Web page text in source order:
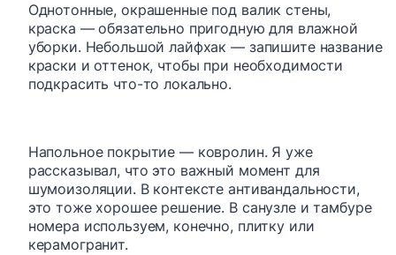
Однотонные, окрашенные под валик стены,
краска — обязательно пригодную для влажной
уборки. Небольшой лайфхак — запишите название
краски и оттенок, чтобы при необходимости
подкрасить что-то локально.
Напольное покрытие — ковролин. Я уже
рассказывал, что это важный момент для
шумоизоляции. В контексте антивандальности,
это тоже хорошее решение. В санузле и тамбуре
номера используем, конечно, плитку или
керамогранит.